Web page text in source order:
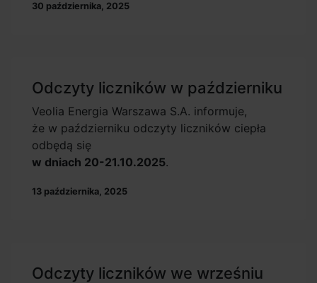
30 października, 2025
Odczyty liczników w październiku
Veolia Energia Warszawa S.A. informuje,
że w październiku odczyty liczników ciepła
odbędą się
w dniach 20-21.10.2025.
13 października, 2025
Odczyty liczników we wrześniu